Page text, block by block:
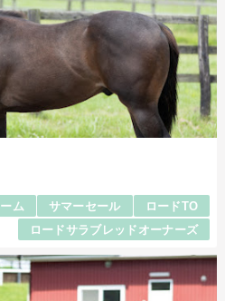
ム サマーセール
ロードTO
ロードサラブレッドオーナーズ